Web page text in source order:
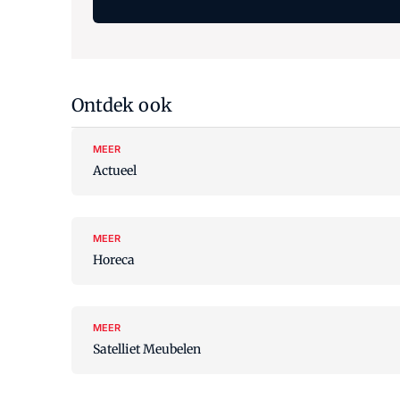
Ontdek ook
MEER
Actueel
MEER
Horeca
MEER
Satelliet Meubelen